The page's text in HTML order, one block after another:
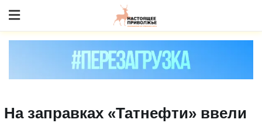
to content
На заправках «Татнефти» ввели